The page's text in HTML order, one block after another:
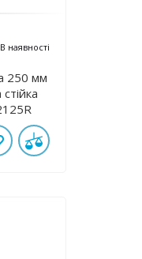
В наявності
250 мм